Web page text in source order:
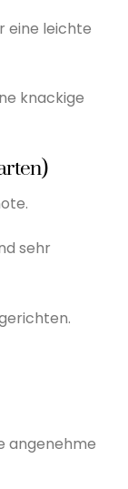
eine leichte
knackige
sehr
angenehme